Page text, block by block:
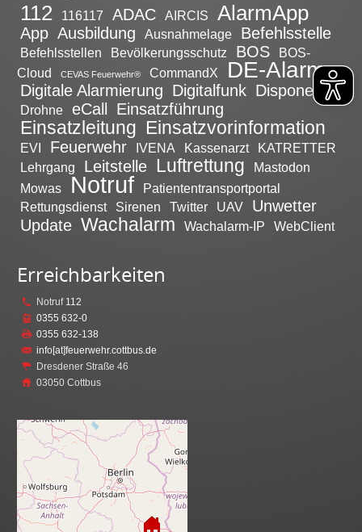
112 116117 ADAC AIRCIS AlarmApp
App Ausbildung Ausnahmelage Befehlsstelle
Befehlsstellen Bevölkerungsschutz BOS
BOS-
Cloud
CEVAS Feuerwehr® CommandX DE-Alarm
Digitale Alarmierung Digitalfunk Disponent
Drohne eCall Einsatzführung
Einsatzleitung Einsatzvorinformation
EVI Feuerwehr IVENA Kassenarzt
KATRETTER
Lehrgang
Leitstelle Luftrettung
Mastodon
Mowas
Notruf
Patiententransportportal
Rettungsdienst
Sirenen Twitter UAV
Unwetter
Update Wachalarm Wachalarm-IP WebClient
Erreichbarkeiten
Notruf 112
0355 632-0
0355 632-138
info[at]feuerwehr.cottbus.de
Dresdener Straße 46
03050 Cottbus